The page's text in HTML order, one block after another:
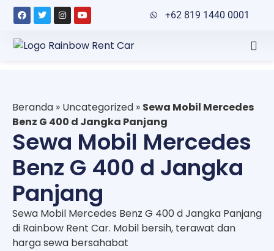
+62 819 1440 0001
Beranda » Uncategorized » Sewa Mobil Mercedes
Benz G 400 d Jangka Panjang
Sewa Mobil Mercedes
Benz G 400 d Jangka
Panjang
Sewa Mobil Mercedes Benz G 400 d Jangka Panjang
di Rainbow Rent Car. Mobil bersih, terawat dan
harga sewa bersahabat